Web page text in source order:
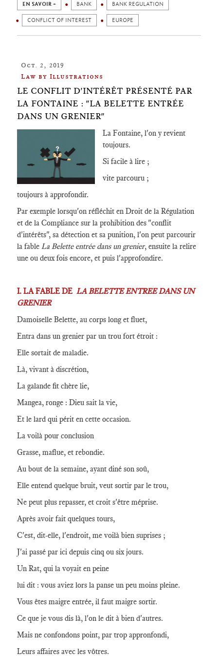
EN SAVOIR + BANK BANK REGULATION
CONFLICT OF INTEREST EUROPE
Oct. 2, 2019
Law by Illustrations
LE CONFLIT D'INTÉRÊT PRÉSENTÉ PAR
LA FONTAINE : "LA BELETTE ENTRÉE
DANS UN GRENIER"
La Fontaine, l'on y revient
toujours.
Si facile à lire ;
vite parcouru ;
toujours à approfondir.
Par exemple lorsqu'on réfléchit en Droit de la Régulation
et de la Compliance sur la prohibition des "conflit
d'intérêts", sa détection et sa punition, l'on peut parcourir
la fable La Belette entrée dans un grenier, ensuite la relire
une ou deux fois encore, et puis l'approfondire.
I. LA FABLE DE LA BELETTE ENTREE DANS UN
GRENIER
Damoiselle Belette, au corps long et fluet,
Entra dans un grenier par un trou fort étroit :
Elle sortait de maladie.
Là, vivant à discrétion,
La galande fit chère lie,
Mangea, ronge : Dieu sait la vie,
Et le lard qui périt en cette occasion.
La voilà pour conclusion
Grasse, maflue, et rebondie.
Au bout de la semaine, ayant diné son soû,
Elle entend quelque bruit, veut sortir par le trou,
Ne peut plus repasser, et croit s'être méprise.
Après avoir fait quelques tours,
C'est, dit-elle, l'endroit, me voilà bien suprises ;
J'ai passé par ici depuis cinq ou six jours.
Un Rat, qui la voyait en peine
lui dit : vous aviez lors la panse un peu moins pleine.
Vous êtes maigre entrée, il faut maigre sortir.
Ce que je vous dis là, l'on le dit à bien d'autres.
Mais ne confondons point, par trop appronfondi,
Leurs affaires avec les vôtres.